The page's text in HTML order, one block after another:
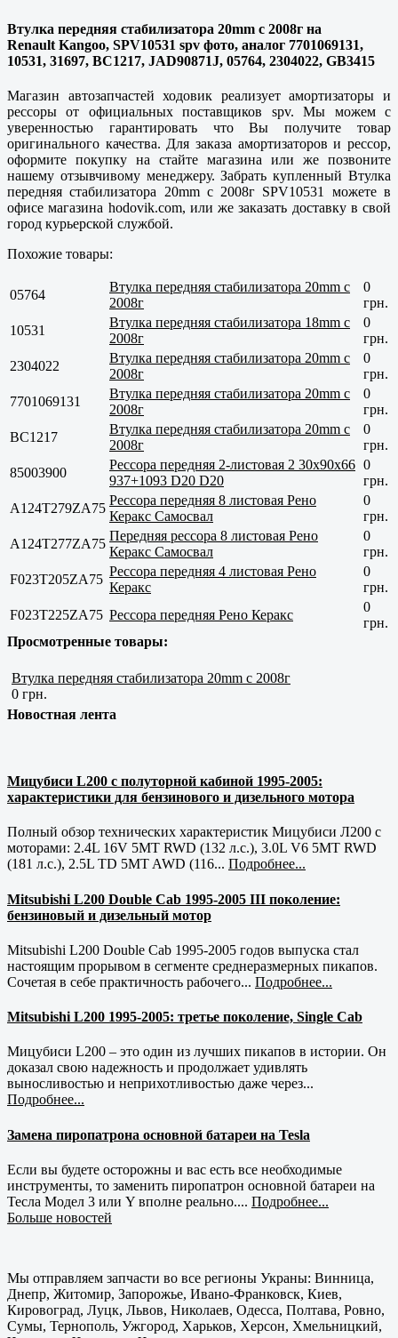
Втулка передняя стабилизатора 20mm c 2008г на
Renault Kangoo, SPV10531 spv фото, аналог 7701069131,
10531, 31697, BC1217, JAD90871J, 05764, 2304022, GB3415
Магазин автозапчастей ходовик реализует амортизаторы и
рессоры от официальных поставщиков spv. Мы можем с
уверенностью гарантировать что Вы получите товар
оригинального качества. Для заказа амортизаторов и рессор,
оформите покупку на стайте магазина или же позвоните
нашему отзывчивому менеджеру. Забрать купленный Втулка
передняя стабилизатора 20mm c 2008г SPV10531 можете в
офисе магазина hodovik.com, или же заказать доставку в свой
город курьерской службой.
Похожие товары:
05764
Втулка передняя стабилизатора 20mm c
2008г
0
грн.
10531
Втулка передняя стабилизатора 18mm c
2008г
0
грн.
2304022
Втулка передняя стабилизатора 20mm c
2008г
0
грн.
7701069131
Втулка передняя стабилизатора 20mm c
2008г
0
грн.
BC1217
Втулка передняя стабилизатора 20mm c
2008г
0
грн.
85003900
Рессора передняя 2-листовая 2 30x90x66
937+1093 D20 D20
0
грн.
A124T279ZA75
Рессора передняя 8 листовая Рено
Керакс Самосвал
0
грн.
A124T277ZA75
Передняя рессора 8 листовая Рено
Керакс Самосвал
0
грн.
F023T205ZA75
Рессора передняя 4 листовая Рено
Керакс
0
грн.
F023T225ZA75 Рессора передняя Рено Керакс
0
грн.
Просмотренные товары:
Втулка передняя стабилизатора 20mm c 2008г
0 грн.
Новостная лента
Мицубиси L200 с полуторной кабиной 1995-2005:
характеристики для бензинового и дизельного мотора
Полный обзор технических характеристик Мицубиси Л200 с
моторами: 2.4L 16V 5MT RWD (132 л.с.), 3.0L V6 5MT RWD
(181 л.с.), 2.5L TD 5MT AWD (116... Подробнее...
Mitsubishi L200 Double Cab 1995-2005 III поколение:
бензиновый и дизельный мотор
Mitsubishi L200 Double Cab 1995-2005 годов выпуска стал
настоящим прорывом в сегменте среднеразмерных пикапов.
Сочетая в себе практичность рабочего... Подробнее...
Mitsubishi L200 1995-2005: третье поколение, Single Cab
Мицубиси L200 – это один из лучших пикапов в истории. Он
доказал свою надежность и продолжает удивлять
выносливостью и неприхотливостью даже через...
Подробнее...
Замена пиропатрона основной батареи на Tesla
Если вы будете осторожны и вас есть все необходимые
инструменты, то заменить пиропатрон основной батареи на
Тесла Модел 3 или Y вполне реально.... Подробнее...
Больше новостей
Мы отправляем запчасти во все регионы Украны: Винница,
Днепр, Житомир, Запорожье, Ивано-Франковск, Киев,
Кировоград, Луцк, Львов, Николаев, Одесса, Полтава, Ровно,
Сумы, Тернополь, Ужгород, Харьков, Херсон, Хмельницкий,